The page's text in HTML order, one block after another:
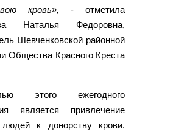
кровь», - отметила
Наталья Федоровна,
Шевченковской районной
Общества Красного Креста
этого ежегодного
является привлечение
к донорству крови.